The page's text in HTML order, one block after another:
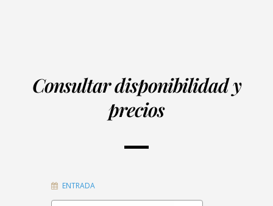
Consultar disponibilidad y
precios
ENTRADA